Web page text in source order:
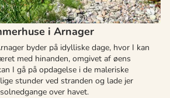
i Arnager
byder på idylliske dage, hvor I kan
med hinanden, omgivet af øens
I gå på opdagelse i de maleriske
stunder ved stranden og lade jer
over havet.